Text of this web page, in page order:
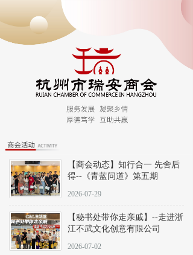
【商会动态】知行合一 先舍后
得--《青蓝问道》第五期
2026-07-29
【秘书处带你走亲戚】--走进浙
江不武文化创意有限公司
2026-07-02